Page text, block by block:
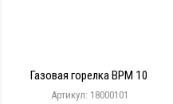
Газовая горелка BPM 10
Артикул: 18000101